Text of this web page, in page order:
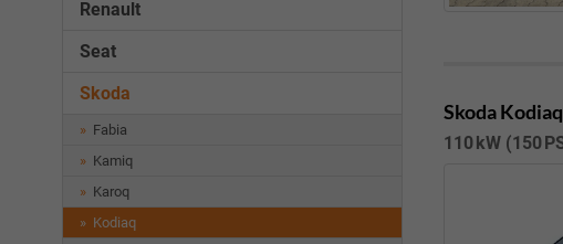
Skoda Kodiaq
110 kW (150
Renault
Seat
Skoda
Fabia
Kamiq
Karoq
Kodiaq